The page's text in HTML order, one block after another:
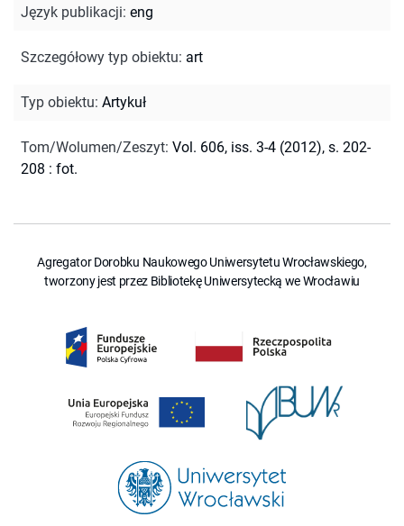
Język publikacji: eng
Szczegółowy typ obiektu: art
Typ obiektu: Artykuł
Tom/Wolumen/Zeszyt: Vol. 606, iss. 3-4 (2012), s. 202-
208 : fot.
Agregator Dorobku Naukowego Uniwersytetu Wrocławskiego,
tworzony jest przez Bibliotekę Uniwersytecką we Wrocławiu